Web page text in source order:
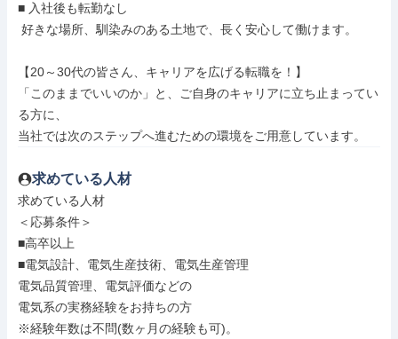
■ 入社後も転勤なし
【20～30代の皆さん、キャリアを広げる転職を！】
「このままでいいのか」と、ご自身のキャリアに立ち止まってい
る方に、
当社では次のステップへ進むための環境をご用意しています。
求めている人材
求めている人材
＜応募条件＞
■高卒以上
■電気設計、電気生産技術、電気生産管理
電気品質管理、電気評価などの
電気系の実務経験をお持ちの方
※経験年数は不問(数ヶ月の経験も可)。